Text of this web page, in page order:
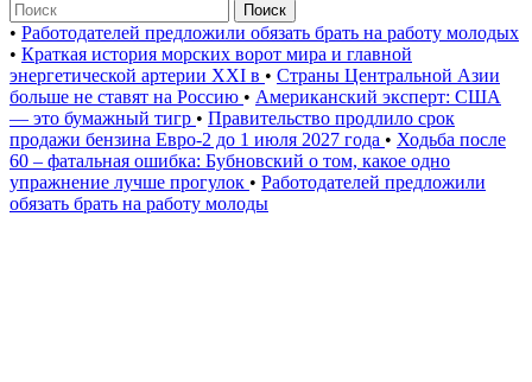
Поиск
• Работодателей предложили обязать брать на работу молодых
• Краткая история морских ворот мира и главной
энергетической артерии XXI в • Страны Центральной Азии
больше не ставят на Россию • Американский эксперт: США
— это бумажный тигр • Правительство продлило срок
продажи бензина Евро-2 до 1 июля 2027 года • Ходьба после
60 – фатальная ошибка: Бубновский о том, какое одно
упражнение лучше прогулок • Работодателей предложили
обязать брать на работу молоды